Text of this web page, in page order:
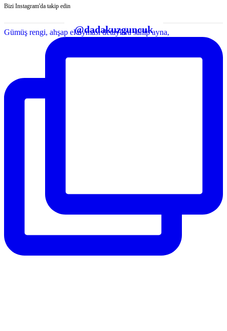
Bizi Instagram'da takip edin
@dadakuzguncuk
Gümüş rengi, ahşap el oyması detaylara sahip ayna,